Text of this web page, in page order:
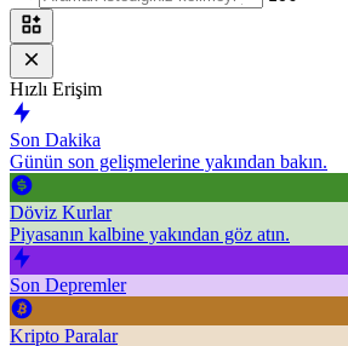
Hızlı Erişim
Son Dakika
Günün son gelişmelerine yakından bakın.
Döviz Kurlar
Piyasanın kalbine yakından göz atın.
Son Depremler
Kripto Paralar